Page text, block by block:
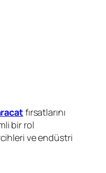
fırsatlarını
bir rol
ve endüstri